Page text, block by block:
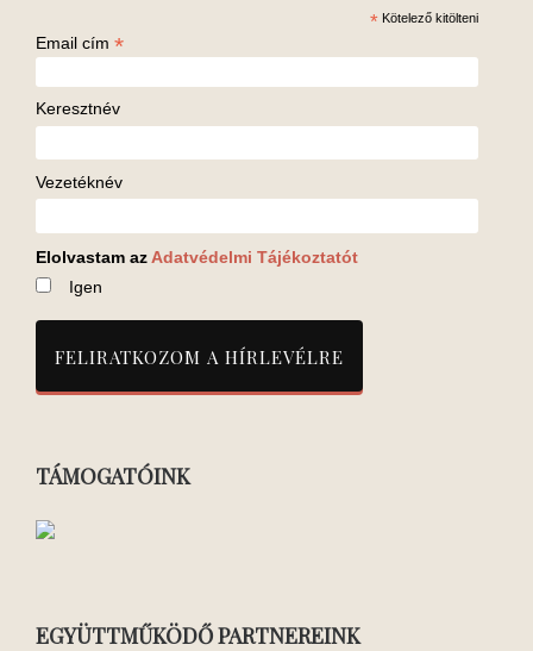
* Kötelező kitölteni
Email cím *
Keresztnév
Vezetéknév
Elolvastam az Adatvédelmi Tájékoztatót
Igen
TÁMOGATÓINK
EGYÜTTMŰKÖDŐ PARTNEREINK